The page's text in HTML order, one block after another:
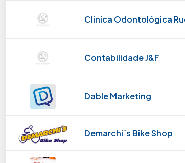
Clinica Odontológica
Contabilidade J&F
Dable Marketing
Demarchi`s Bike Shop